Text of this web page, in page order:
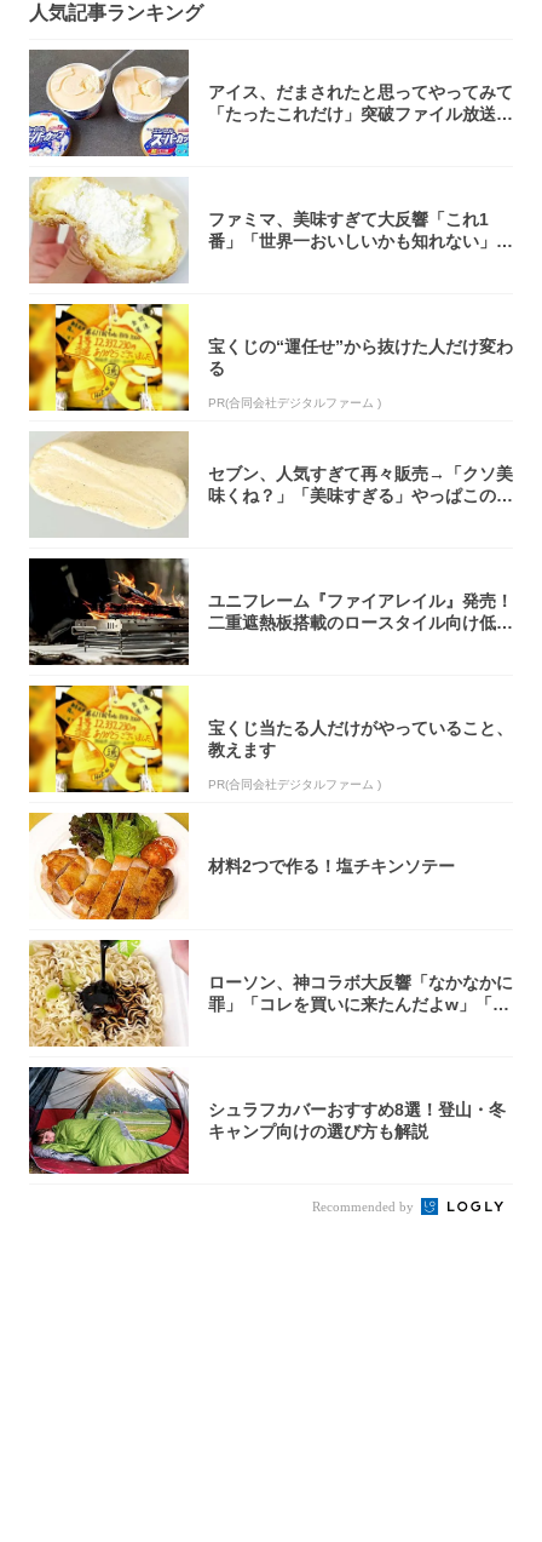
人気記事ランキング
アイス、だまされたと思ってやってみて
「たったこれだけ」突破ファイル放送で
ファミマ、美味すぎて大反響「これ1
番」「世界一おいしいかも知れない」
宝くじの“運任せ”から抜けた人だけ変わ
る
PR(合同会社デジタルファーム )
セブン、人気すぎて再々販売→「クソ美
味くね？」「美味すぎる」やっぱこのク
ユニフレーム『ファイアレイル』発売！
二重遮熱板搭載のロースタイル向け低型
宝くじ当たる人だけがやっていること、
教えます
PR(合同会社デジタルファーム )
材料2つで作る！塩チキンソテー
ローソン、神コラボ大反響「なかなかに
罪」「コレを買いに来たんだよw」「３
シュラフカバーおすすめ8選！登山・冬
キャンプ向けの選び方も解説
Recommended by